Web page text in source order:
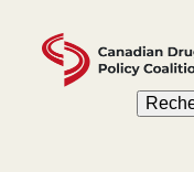
content